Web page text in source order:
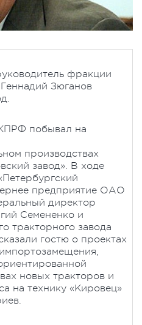
фракции
Зюганов
побывал на
производствах
завод». В ходе
предприятие ОАО
директор
Семененко и
тракторного завода
гостю о проектах
новых тракторов и
на технику «Кировец»